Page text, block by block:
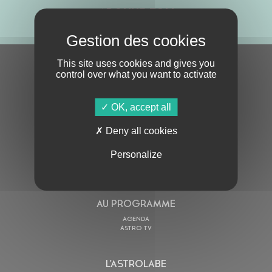
S'ABONNER À LA NEWSLETTER
AU PROGRAMME
AGENDA
ASTRO TV
L’ASTROLABE
This site uses cookies and gives you
control over what you want to activate
OK, accept all
Deny all cookies
Personalize